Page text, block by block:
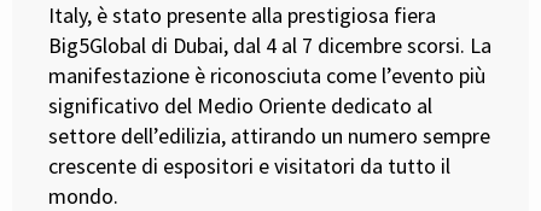
Italy, è stato presente alla prestigiosa fiera
Big5Global di Dubai, dal 4 al 7 dicembre scorsi. La
manifestazione è riconosciuta come l’evento più
significativo del Medio Oriente dedicato al
settore dell’edilizia, attirando un numero sempre
crescente di espositori e visitatori da tutto il
mondo.